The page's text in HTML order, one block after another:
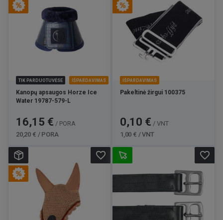
TIK PARDUOTUVĖSE IŠPARDAVIMAS
Kanopų apsaugos Horze Ice
Water 19787-579-L
Kaina
16,15 € / PORA
20,20 € / PORA
IŠPARDAVIMAS
Pakeltinė žirgui 100375
Kaina
0,10 € / VNT
1,00 € / VNT
favorite_border favorite_border